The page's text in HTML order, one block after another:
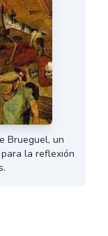
Brueguel, un
la reflexión